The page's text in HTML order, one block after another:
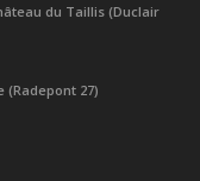
du Taillis (Duclair
(Radepont 27)